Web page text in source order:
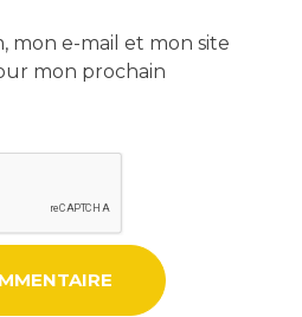
mon e-mail et mon site
mon prochain